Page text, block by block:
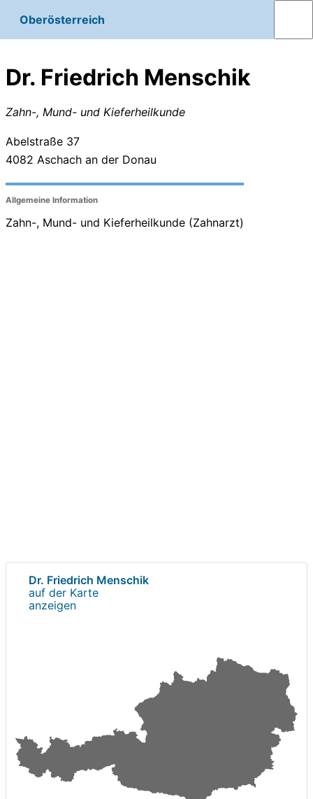
Oberösterreich
Dr. Friedrich Menschik
Zahn-, Mund- und Kieferheilkunde
Abelstraße 37
4082 Aschach an der Donau
Allgemeine Information
Zahn-, Mund- und Kieferheilkunde (Zahnarzt)
Dr. Friedrich Menschik
auf der Karte
anzeigen